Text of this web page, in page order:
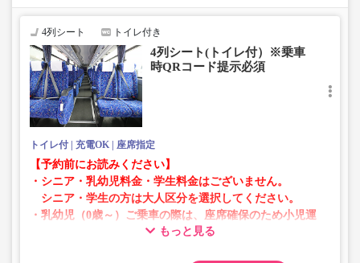
います。
お手数をおかけいたしますが、エラー表示が出た場合は、
たします。
4列シート トイレ付き
4列シート(トイレ付）※乗車
時QRコード提示必須
トイレ付 充電OK 座席指定
【予約前にお読みください】
・シニア・乳幼児料金・学生料金はございません。
シニア・学生の方は大人区分を選択してください。
・乳幼児（0歳～）ご乗車の際は、座席確保のため小児運
賃での乗車券が必要です。もっと見る